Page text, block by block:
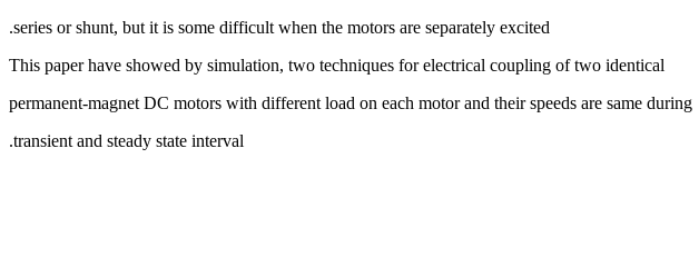
series or shunt, but it is some difficult when the motors are separately excited.
This paper have showed by simulation, two techniques for electrical coupling of two identical
permanent-magnet DC motors with different load on each motor and their speeds are same during
transient and steady state interval.